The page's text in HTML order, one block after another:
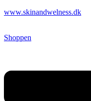
www.skinandwelness.dk
Shoppen